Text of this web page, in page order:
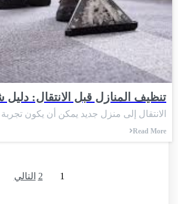
تنظيف المنازل قبل الانتقال:
الانتقال إلى منزل جديد يمكن أن يكون
Read More
1
2 التالي